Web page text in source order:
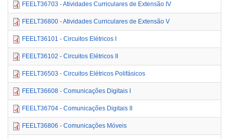
FEELT36703 - Atividades Curriculares de Extensão IV
FEELT36800 - Atividades Curriculares de Extensão V
FEELT36101 - Circuitos Elétricos I
FEELT36102 - Circuitos Elétricos II
FEELT36503 - Circuitos Elétricos Polifásicos
FEELT36608 - Comunicações Digitais I
FEELT36704 - Comunicações Digitais II
FEELT36806 - Comunicações Móveis